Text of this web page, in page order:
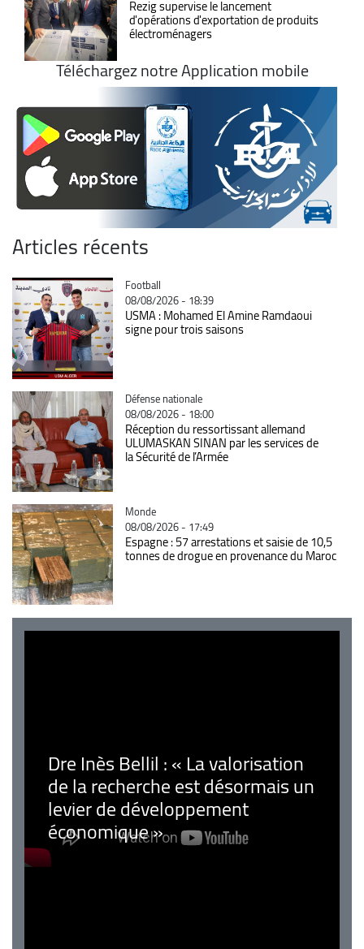
Rezig supervise le lancement
d'opérations d'exportation de produits
électroménagers
Téléchargez notre Application mobile
Articles récents
Catégorie
Football
08/08/2026 - 18:39
USMA : Mohamed El Amine Ramdaoui
signe pour trois saisons
Catégorie
Défense nationale
08/08/2026 - 18:00
Réception du ressortissant allemand
ULUMASKAN SINAN par les services de
la Sécurité de l’Armée
Catégorie
Monde
08/08/2026 - 17:49
Espagne : 57 arrestations et saisie de 10,5
tonnes de drogue en provenance du Maroc
Dre Inès Bellil : « La valorisation
de la recherche est désormais un
levier de développement
économique »